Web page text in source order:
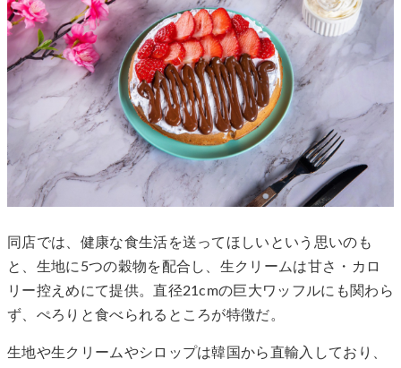
同店では、健康な食生活を送ってほしいという思いのも
と、生地に5つの穀物を配合し、生クリームは甘さ・カロ
リー控えめにて提供。直径21cmの巨大ワッフルにも関わら
ず、ぺろりと食べられるところが特徴だ。
生地や生クリームやシロップは韓国から直輸入しており、